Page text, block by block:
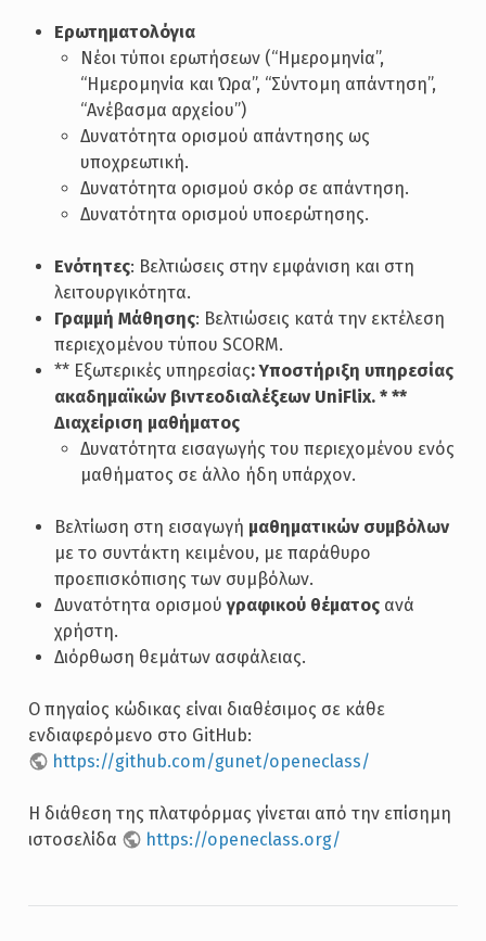
Ερωτηματολόγια
Νέοι τύποι ερωτήσεων (“Ημερομηνία”,
“Ημερομηνία και Ώρα”, “Σύντομη απάντηση”,
“Ανέβασμα αρχείου”)
Δυνατότητα ορισμού απάντησης ως
υποχρεωτική.
Δυνατότητα ορισμού σκόρ σε απάντηση.
Δυνατότητα ορισμού υποερώτησης.
Ενότητες: Βελτιώσεις στην εμφάνιση και στη
λειτουργικότητα.
Γραμμή Μάθησης: Βελτιώσεις κατά την εκτέλεση
περιεχομένου τύπου SCORM.
** Εξωτερικές υπηρεσίας: Υποστήριξη υπηρεσίας
ακαδημαϊκών βιντεοδιαλέξεων UniFlix. * **
Διαχείριση μαθήματος
Δυνατότητα εισαγωγής του περιεχομένου ενός
μαθήματος σε άλλο ήδη υπάρχον.
Βελτίωση στη εισαγωγή μαθηματικών συμβόλων
με το συντάκτη κειμένου, με παράθυρο
προεπισκόπισης των συμβόλων.
Δυνατότητα ορισμούγραφικού θέματοςανά
χρήστη.
Διόρθωση θεμάτων ασφάλειας.
Ο πηγαίος κώδικας είναι διαθέσιμος σε κάθε
ενδιαφερόμενο στο GitHub:
https://github.com/gunet/openeclass/
Η διάθεση της πλατφόρμας γίνεται από την επίσημη
ιστοσελίδα
https://openeclass.org/